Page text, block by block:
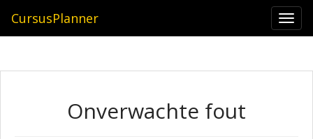
CursusPlanner
Onverwachte fout